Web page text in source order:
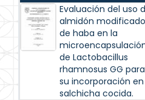
Evaluación del uso
almidón modificado
de haba en la
de Lactobacillus
rhamnosus GG para
su incorporación en
salchicha cocida.